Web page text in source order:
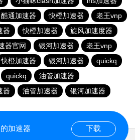
酷通加速器 快橙加速器
老王vnp
器 快橙加速器
旋风加速度器
器官网 银河加速器
老王vnp
快橙加速器 银河加速器
quickq
quickq
油管加速器
器 油管加速器 银河加速器
加速器 下载